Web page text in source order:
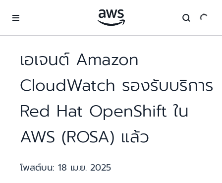
เอเจนต์ Amazon
CloudWatch รองรับบริการ
Red Hat OpenShift ใน
AWS (ROSA) แล้ว
โพสต์บน: 18 เม.ย. 2025